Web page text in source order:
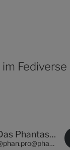
Fediverse
Das Phantastische Projekt - PHAN.PRO
@phan.pro@phan.pro